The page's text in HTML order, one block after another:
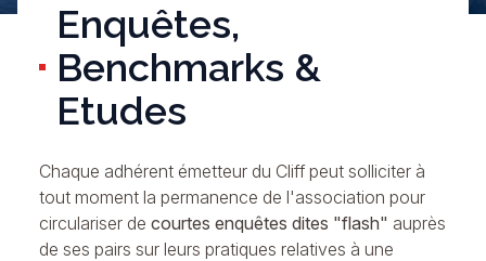
Enquêtes,
Benchmarks &
Etudes
Chaque adhérent émetteur du Cliff peut solliciter à
tout moment la permanence de l'association pour
circulariser de courtes enquêtes dites "flash" auprès
de ses pairs sur leurs pratiques relatives à une